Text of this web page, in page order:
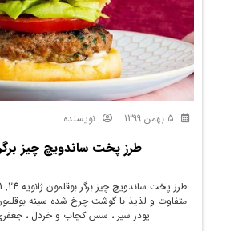
نویسنده
طرز پخت ساندویچ چیز
متفاوت و لذیذ با گوشت چرخ شده سینه
پودر سیر ، سس کچاب و خردل ، جعفری